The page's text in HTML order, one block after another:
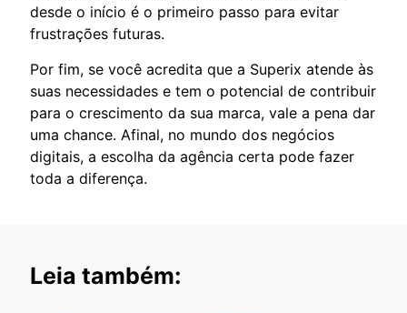
desde o início é o primeiro passo para evitar
frustrações futuras.
Por fim, se você acredita que a Superix atende às
suas necessidades e tem o potencial de contribuir
para o crescimento da sua marca, vale a pena dar
uma chance. Afinal, no mundo dos negócios
digitais, a escolha da agência certa pode fazer
toda a diferença.
Leia também: